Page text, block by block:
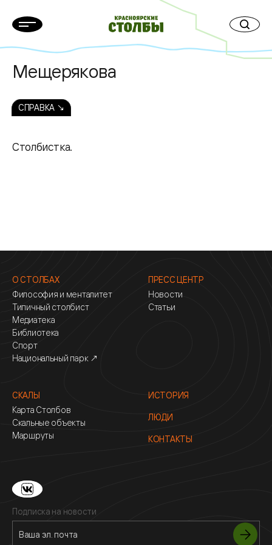
Мещерякова
СПРАВКА ↘
Столбистка.
О СТОЛБАХ
Философия и менталитет
Типичный столбист
Медиатека
Библиотека
Спорт
Национальный парк ↗
ПРЕСС ЦЕНТР
Новости
Статьи
СКАЛЫ
Карта Столбов
Скальные объекты
Маршруты
ИСТОРИЯ
ЛЮДИ
КОНТАКТЫ
Подписка на новости